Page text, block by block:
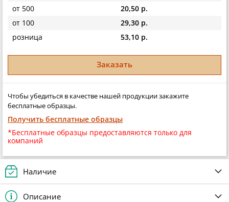
от 500
20,50 р.
от 100
29,30 р.
розница
53,10 р.
Заказать
Чтобы убедиться в качестве нашей продукции закажите
бесплатные образцы.
Получить бесплатные образцы
*Бесплатные образцы предоставляются только для
компаний
Наличие
Описание